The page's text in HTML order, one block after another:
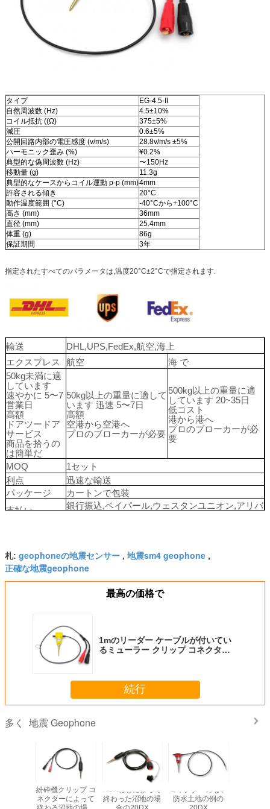
タイプ
EG-4.5-II
自然周波数 (Hz)
4.5±10%
コイル抵抗 ((Ω)
375±5%
減圧
0.6±5%
公開回路内部の電圧感度 (v/m/s)
28.8v/m/s ±5%
ハーモニック歪み (%)
¥0.2%
典型的な偽周波数 (Hz)
〜150Hz
移動量 (g)
11.3g
典型的なケースからコイル運動 p-p (mm)4mm
許容される傾き
20°C
動作温度範囲 (°C)
-40°Cから+100°C
高さ (mm)
36mm
直径 (mm)
25.4mm
体重 (g)
86g
保証期間
3年
指定されたすべてのパラメータは,温度20°C±2°Cで指定されます.
輸送
DHL,UPS,FedEx,航空,海上
エクスプレス
航空
海 で
50kg未満に適
しています
速やかに 5〜7
営業日
高額
ドアツードア
サービス
商品を拾うの
は簡単だ
50kg以上の重量に適して
います 迅速 5〜7日
高額
空港から空港へ
プロのブローカーが必要
500kg以上の重量に適
しています 20~35日
低コスト
港から港へ
プロのブローカーが必
要
MOQ
1セット
利点
迅速な輸送
パッケージ
カートンで包装
支払い
銀行振込,ペイパール,ウェスタンユニオン,アリバ
札: geophoneの地震センサー , 地震sm4 geophone ,
正確な地震geophone
最高の価格で
1mのリーダー ケーブルが付いてい
るミューラー クリップ コネクター
続行
多く 地震 Geophone
紛砕機クリップ コ
ネクターによって
KCKねじによって
終わった沼地の場
コネクターのない
防水土地の例の